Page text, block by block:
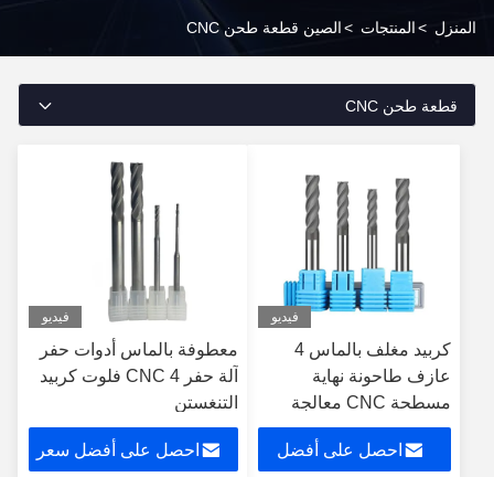
المنزل >المنتجات >الصين قطعة طحن CNC
قطعة طحن CNC
فيديو
كربيد مغلف بالماس 4
عازف طاحونة نهاية
مسطحة CNC معالجة
طاحونة قطع
احصل على أفضل
فيديو
معطوفة بالماس أدوات حفر
آلة حفر CNC 4 فلوت كربيد
التنغستن
احصل على أفضل سعر